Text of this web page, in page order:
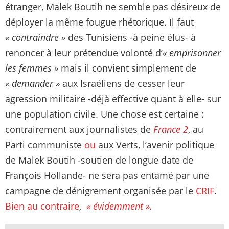
étranger, Malek Boutih ne semble pas désireux de
déployer la même fougue rhétorique. Il faut
« contraindre » des Tunisiens -à peine élus- à
renoncer à leur prétendue volonté d’« emprisonner
les femmes » mais il convient simplement de
« demander » aux Israéliens de cesser leur
agression militaire -déjà effective quant à elle- sur
une population civile. Une chose est certaine :
contrairement aux journalistes de France 2, au
Parti communiste ou aux Verts, l’avenir politique
de Malek Boutih -soutien de longue date de
François Hollande- ne sera pas entamé par une
campagne de dénigrement organisée par le CRIF.
Bien au contraire, « évidemment ».